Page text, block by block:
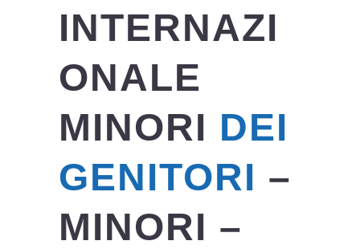
INTERNAZI
ONALE
MINORI DEI
GENITORI –
MINORI –